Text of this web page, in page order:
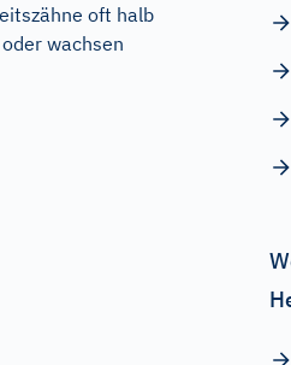
oft halb
wachsen